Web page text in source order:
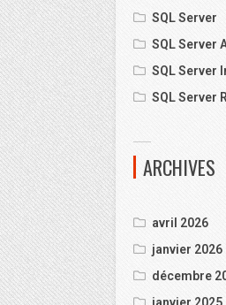
SQL Server
SQL Server
SQL Server
SQL Server
ARCHIVES
avril 2026
janvier 2026
décembre